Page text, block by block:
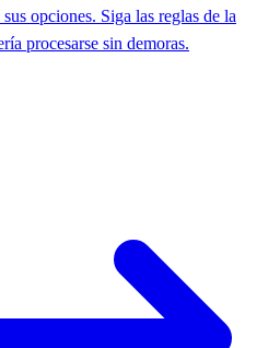
opciones. Siga las reglas de la
procesarse sin demoras.